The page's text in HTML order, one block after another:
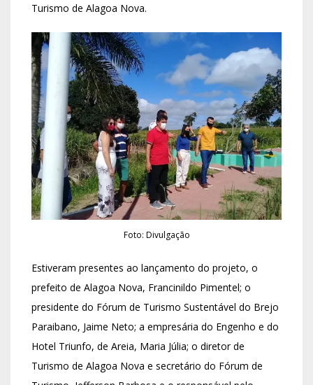
Turismo de Alagoa Nova.
Foto: Divulgação
Estiveram presentes ao lançamento do projeto, o
prefeito de Alagoa Nova, Francinildo Pimentel; o
presidente do Fórum de Turismo Sustentável do Brejo
Paraibano, Jaime Neto; a empresária do Engenho e do
Hotel Triunfo, de Areia, Maria Júlia; o diretor de
Turismo de Alagoa Nova e secretário do Fórum de